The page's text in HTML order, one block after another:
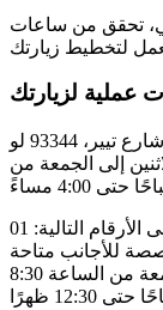
تحقق من ساعات
عملية لزيارتك
تقع المحافظة الفرعية في رينسي في 57 شارع تيير، 93344 لو
إلى الجمعة من
لأي معلومات إضافية، يمكنك الاتصال بالهاتف على الأرقام التالية: 01
المنصة المخصصة للأجانب متاحة
على الرقم 01 41 60 62 62، من الاثنين إلى الجمعة من الساعة 8:30